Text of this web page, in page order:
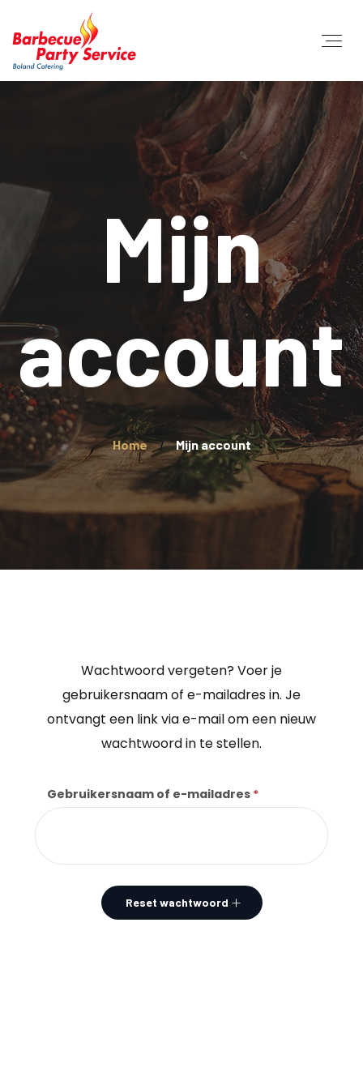
Mijn
account
Home Mijn account
Wachtwoord vergeten? Voer je
gebruikersnaam of e-mailadres in. Je
ontvangt een link via e-mail om een nieuw
wachtwoord in te stellen.
Gebruikersnaam of e-mailadres *
Reset wachtwoord